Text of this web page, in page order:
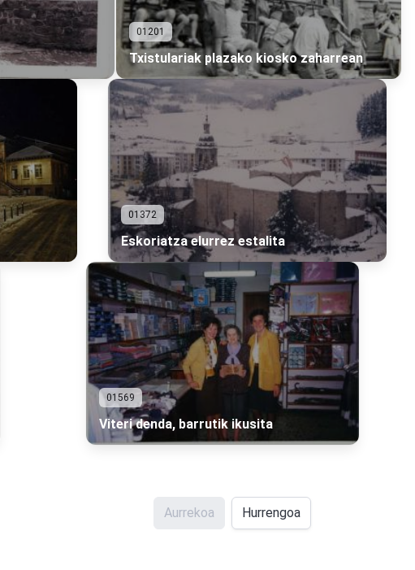
01201
Txistulariak plazako kiosko zaharrean
01372
Eskoriatza elurrez estalita
01569
Viteri denda, barrutik ikusita
Aurrekoa Hurrengoa